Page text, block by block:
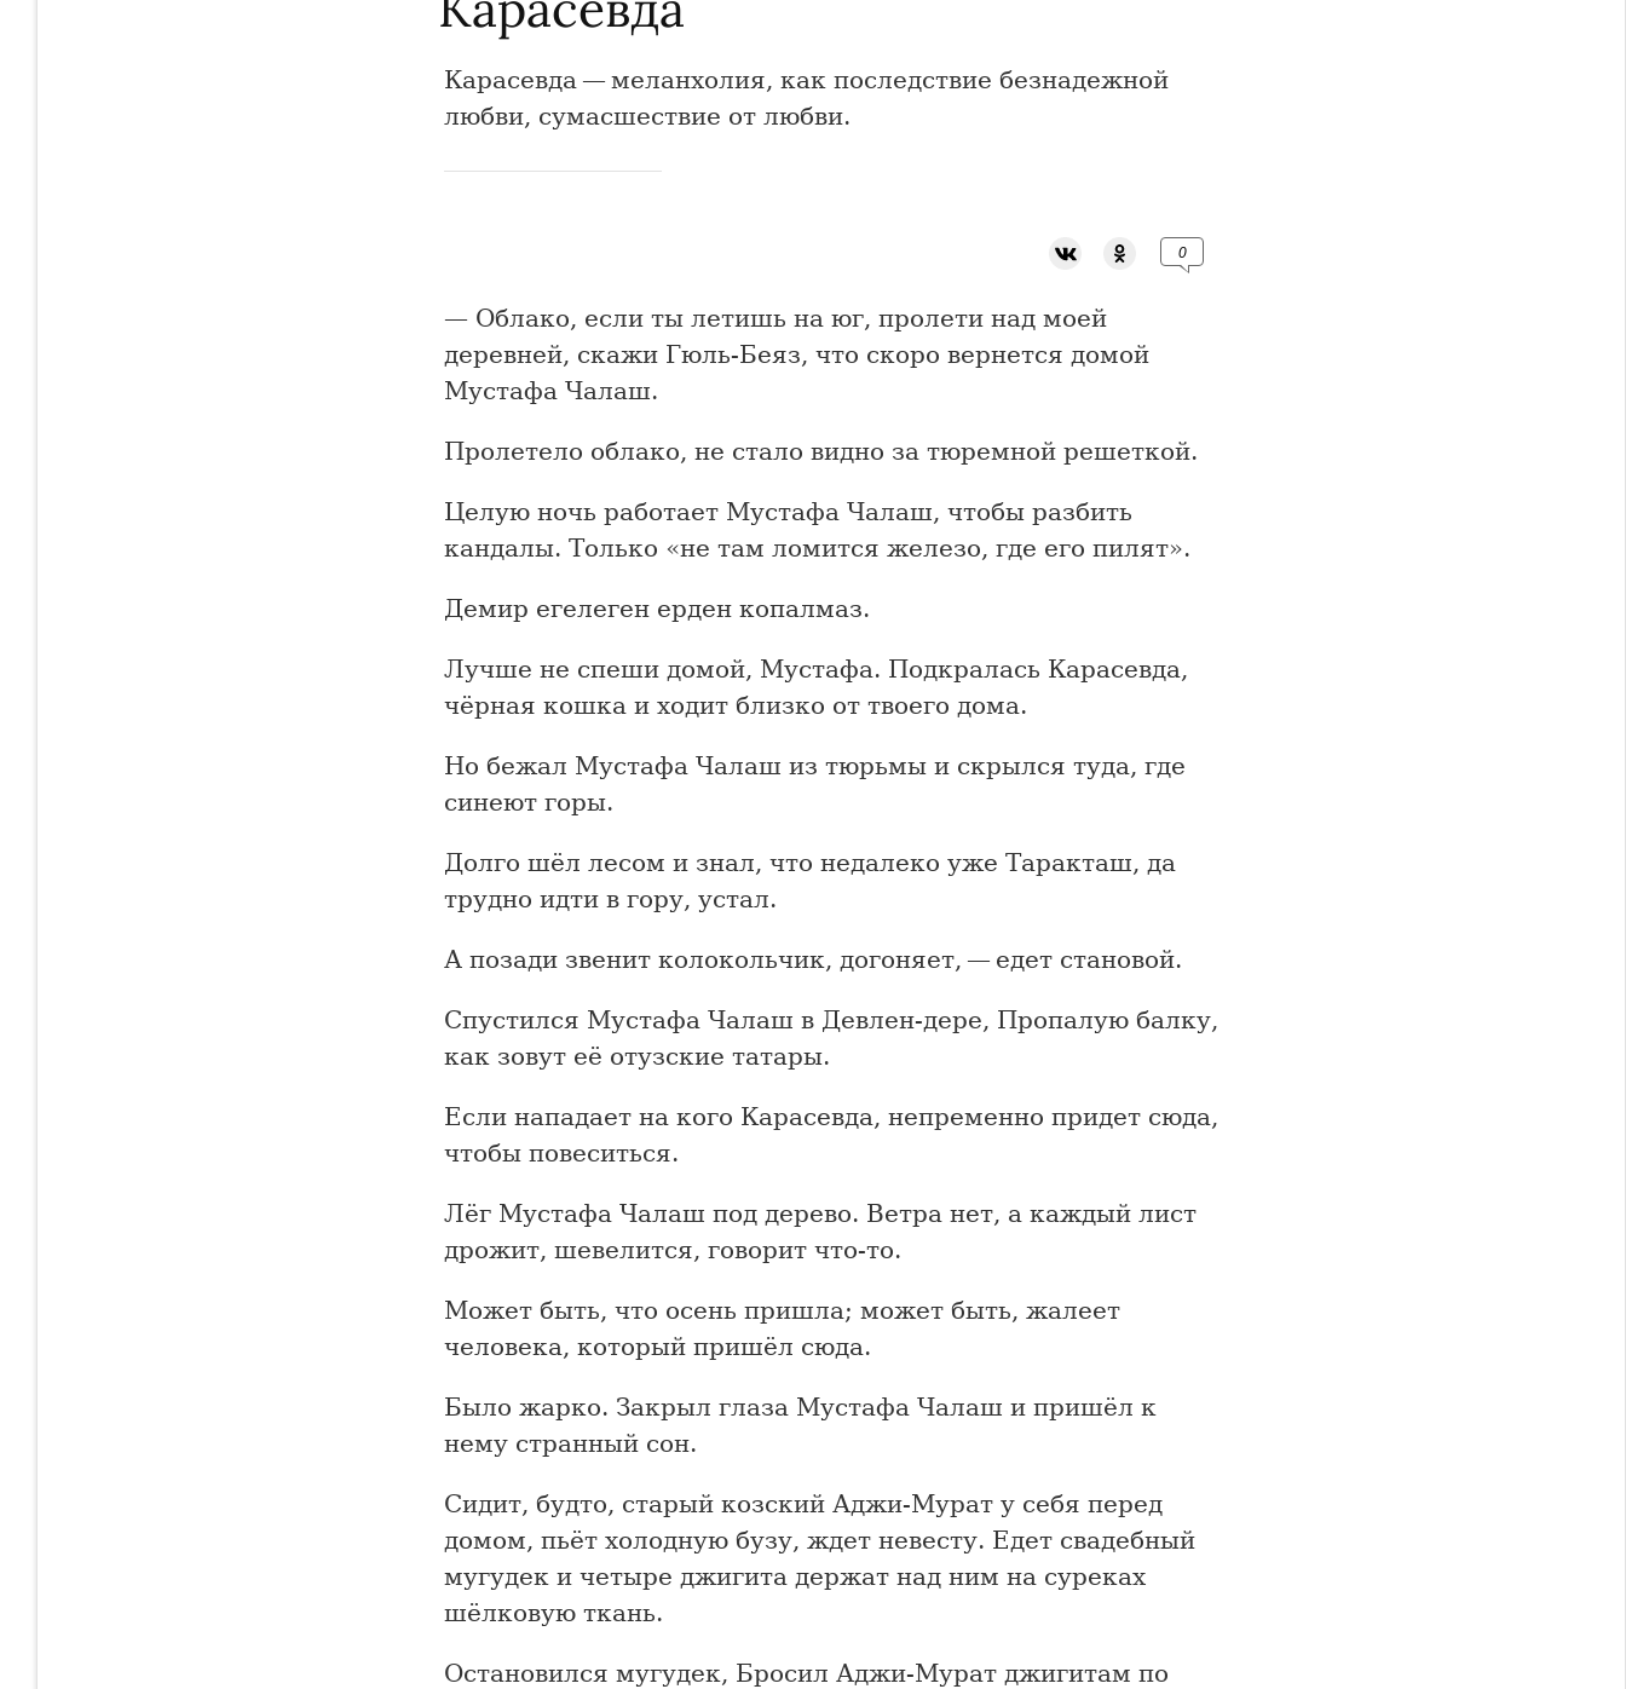
Карасевда — меланхолия, как последствие безнадежной
любви, сумасшествие от любви.
0
— Облако, если ты летишь на юг, пролети над моей
деревней, скажи Гюль-Беяз, что скоро вернется домой
Мустафа Чалаш.
Пролетело облако, не стало видно за тюремной решеткой.
Целую ночь работает Мустафа Чалаш, чтобы разбить
кандалы. Только «не там ломится железо, где его пилят».
Демир егелеген ерден копалмаз.
Лучше не спеши домой, Мустафа. Подкралась Карасевда,
чёрная кошка и ходит близко от твоего дома.
Но бежал Мустафа Чалаш из тюрьмы и скрылся туда, где
синеют горы.
Долго шёл лесом и знал, что недалеко уже Таракташ, да
трудно идти в гору, устал.
А позади звенит колокольчик, догоняет, — едет становой.
Спустился Мустафа Чалаш в Девлен-дере, Пропалую балку,
как зовут её отузские татары.
Если нападает на кого Карасевда, непременно придет сюда,
чтобы повеситься.
Лёг Мустафа Чалаш под дерево. Ветра нет, а каждый лист
дрожит, шевелится, говорит что-то.
Может быть, что осень пришла; может быть, жалеет
человека, который пришёл сюда.
Было жарко. Закрыл глаза Мустафа Чалаш и пришёл к
нему странный сон.
Сидит, будто, старый козский Аджи-Мурат у себя перед
домом, пьёт холодную бузу, ждет невесту. Едет свадебный
мугудек и четыре джигита держат над ним на суреках
шёлковую ткань.
Остановился мугудек, Бросил Аджи-Мурат джигитам по